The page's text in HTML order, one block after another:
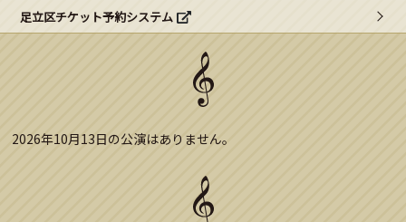
ブランドからのお知らせ
足立区チケット予約システム
2026年10月13日の公演はありません。